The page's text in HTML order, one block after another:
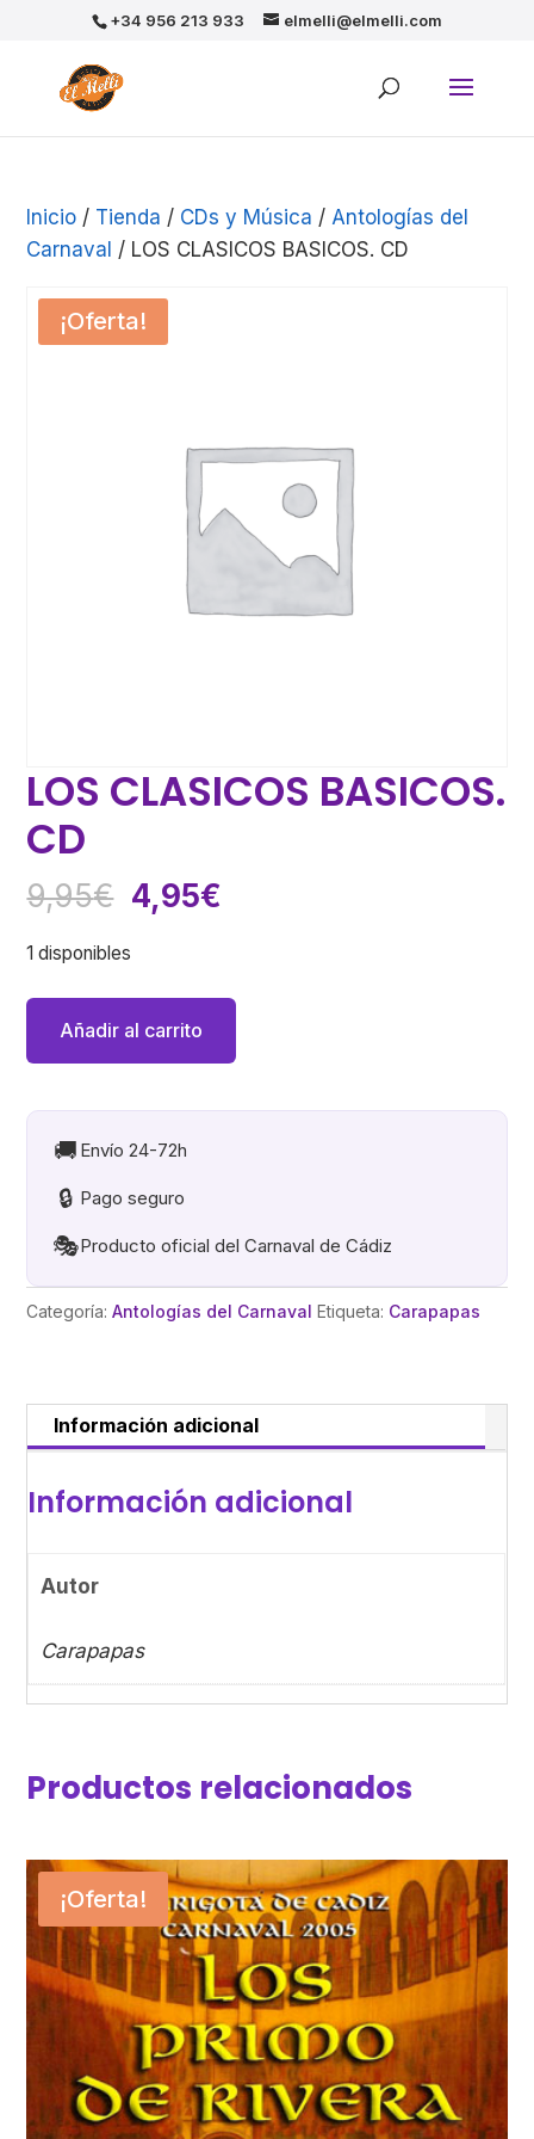
+34 956 213 933 elmelli@elmelli.com
Inicio / Tienda / CDs y Música / Antologías del
Carnaval / LOS CLASICOS BASICOS. CD
¡Oferta!
LOS CLASICOS BASICOS.
CD
9,95€ El
precio
era:
9,95€.
4,95€
es:
1 disponibles
CLASICOS
CD
cantidad
Añadir al carrito
🚚 Envío 24-72h
🔒 Pago seguro
🎭Producto oficial del Carnaval de Cádiz
Categoría:Antologías del Carnaval Etiqueta: Carapapas
Información adicional
Información adicional
Autor
Carapapas
Productos relacionados
¡Oferta!